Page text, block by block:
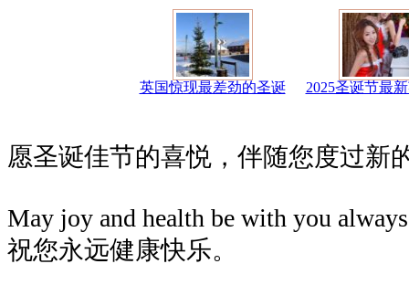
英国惊现最差劲的圣诞 2025圣诞节最
愿圣诞佳节的喜悦，伴随您度过新
May joy and health be with you
祝您永远健康快乐。